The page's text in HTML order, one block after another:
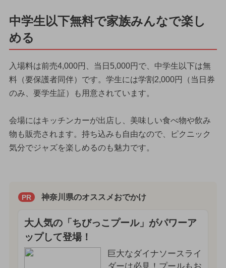
中学生以下無料で家族みんなで楽し
める
入場料は前売4,000円、当日5,000円で、中学生以下は無
料（要保護者同伴）です。学生には学割2,000円（当日券
のみ、要学生証）も用意されています。
会場にはキッチンカーが出店し、美味しい食べ物や飲み
物も販売されます。持ち込みも自由なので、ピクニック
気分でジャズを楽しめるのも魅力です。
PR 神奈川県のオススメおでかけ
大人気の「ちびっこプール」がパワーア
ップして登場！
巨大なダイナソースライ